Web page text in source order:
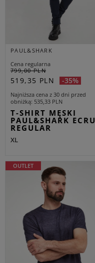
PAUL&SHARK
Cena regularna
799,00 PLN
519,35 PLN -35%
Najniższa cena z 30 dni przed
obniżką 535,33 PLN
T-SHIRT MĘSKI
PAUL&SHARK ECRU
REGULAR
XL
OUTLET